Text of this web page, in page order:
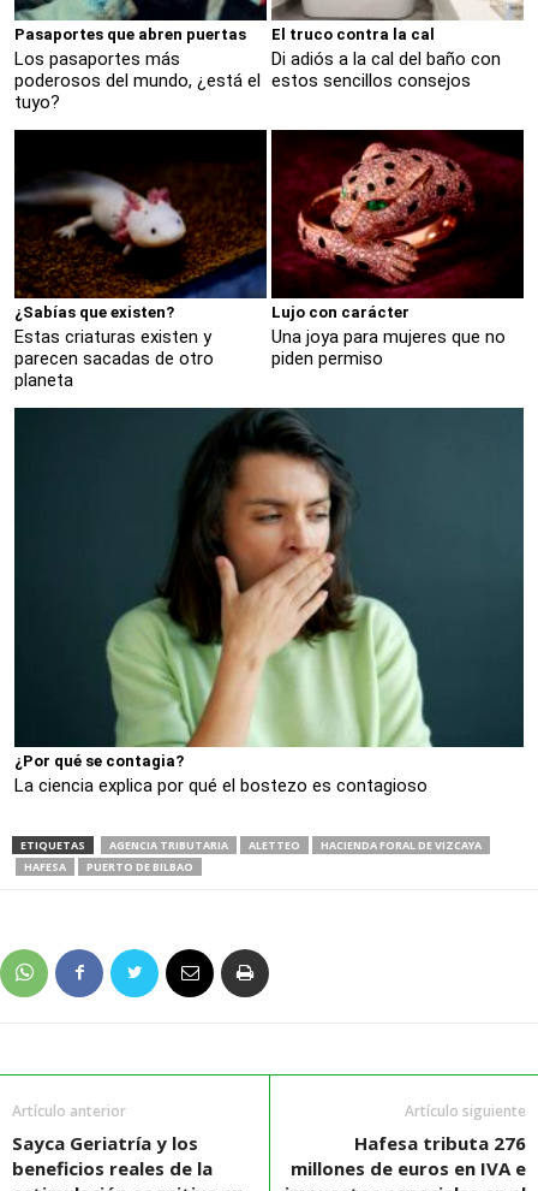
Pasaportes que abren puertas
Los pasaportes más
poderosos del mundo, ¿está el
tuyo?
El truco contra la cal
Di adiós a la cal del baño con
estos sencillos consejos
¿Sabías que existen?
Estas criaturas existen y
parecen sacadas de otro
planeta
Lujo con carácter
Una joya para mujeres que no
piden permiso
¿Por qué se contagia?
La ciencia explica por qué el bostezo es contagioso
ETIQUETAS AGENCIA TRIBUTARIA ALETTEO
HACIENDA FORAL DE VIZCAYA
HAFESA
PUERTO DE BILBAO
Artículo anterior
Sayca Geriatría y los
beneficios reales de la
Artículo siguiente
Hafesa tributa 276
millones de euros en IVA e